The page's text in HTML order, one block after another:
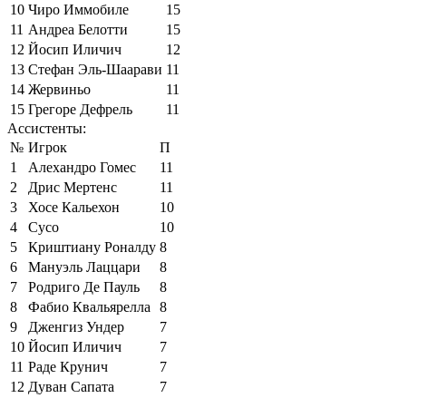
10 Чиро Иммобиле
15
11 Андреа Белотти
15
12 Йосип Иличич
12
13 Стефан Эль-Шаарави 11
14 Жервиньо
11
15 Грегоре Дефрель
11
Ассистенты:
№ Игрок
П
1
Алехандро Гомес
11
2
Дрис Мертенс
11
3
Хосе Кальехон
10
4
Сусо
10
5
Криштиану Роналду 8
6
Мануэль Лаццари
8
7
Родриго Де Пауль
8
8
Фабио Квальярелла
8
9
Дженгиз Ундер
7
10 Йосип Иличич
7
11 Раде Крунич
7
12 Дуван Сапата
7